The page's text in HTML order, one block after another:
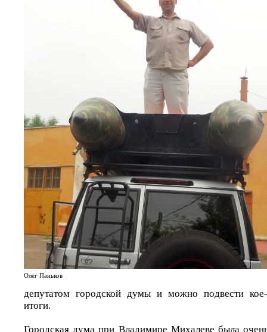
Олег Паньков
депутатом городской думы и можно подвести
итоги.
Городская дума при Владимире Михалеве была